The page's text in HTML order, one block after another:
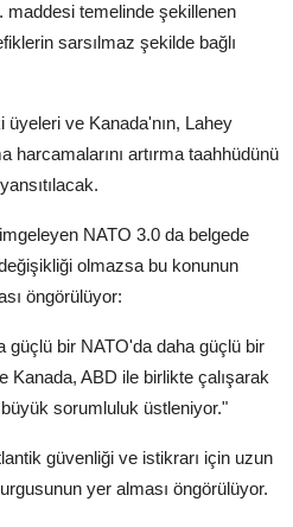
maddesi temelinde şekillenen
sarsılmaz şekilde bağlı
üyeleri ve Kanada'nın, Lahey
artırma taahhüdünü
NATO 3.0 da belgede
olmazsa bu konunun
öngörülüyor:
güçlü bir NATO'da daha güçlü bir
Kanada, ABD ile birlikte çalışarak
sorumluluk üstleniyor."
güvenliği ve istikrarı için uzun
yer alması öngörülüyor.